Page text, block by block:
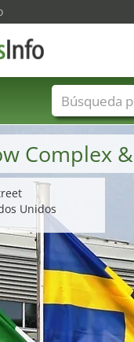
Complex
Unidos
Nombres